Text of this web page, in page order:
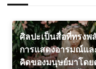
ศิลปะเป็นสื่อที่ทรงพ
การแสดงอารมณ์แล
คิดของมนุษย์มาโดย